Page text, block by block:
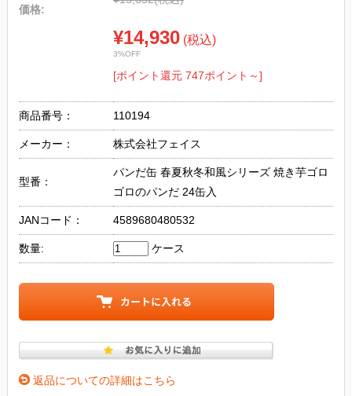
価格:
¥14,930 (税込)
3%OFF
[ポイント還元 747ポイント～]
商品番号： 110194
メーカー： 株式会社フェイス
型番：
パンだ缶 春夏秋冬和風シリーズ 焼き芋ゴロ
ゴロのパンだ 24缶入
JANコード： 4589680480532
数量: ケース
返品についての詳細はこちら